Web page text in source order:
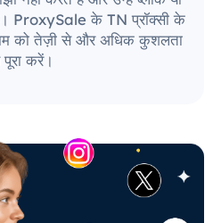
ProxySale के TN प्रॉक्सी के
को तेज़ी से और अधिक कुशलता
करें।